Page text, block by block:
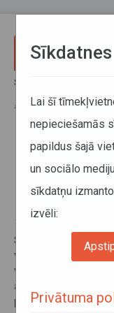
Sākums
ar autobusu
Līvāni
15. oktobris 2025
Šī gada 19. un
vakara reisos
virzienos
autobusiem, jo
pārbrauktuves
Sīkdatnes
Lai šī
nepieciešamās
papildus šajā
un sociālo
sīkdatņu
izvēli:
Privātuma